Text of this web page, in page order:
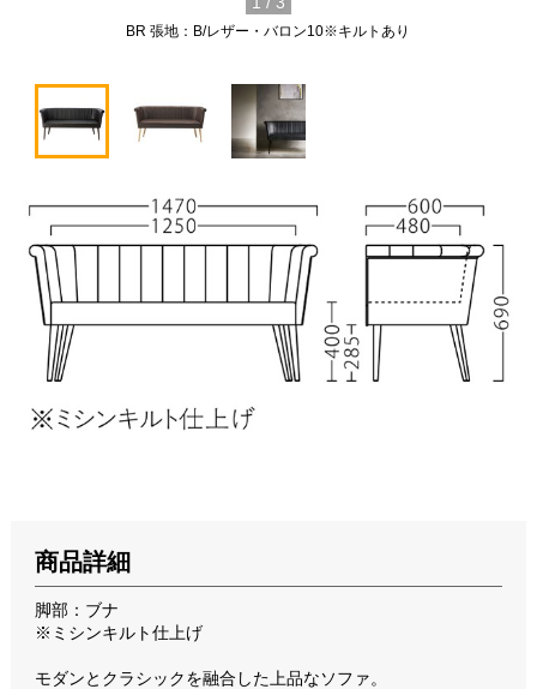
BR 張地：B/レザー・バロン10※キルトあり
商品詳細
脚部：ブナ
※ミシンキルト仕上げ
モダンとクラシックを融合した上品なソファ。